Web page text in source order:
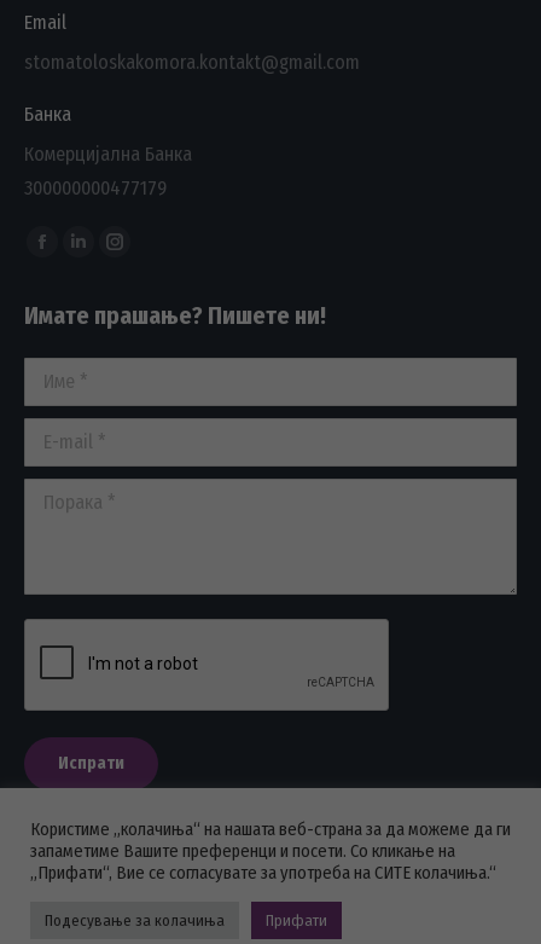
Email
stomatoloskakomora.kontakt@gmail.com
Банка
Комерцијална Банка
300000000477179
Find us on:
Facebook
opens
new
window
Linkedin
opens
new
window
Instagram
opens
window
Имате прашање? Пишете ни!
Име *
E-mail *
Порака *
Испрати
ПОЛИТИКА НА ПРИВАТНОСТ
Стоматолошка комора на Македонија © 2026 - Сите права се
Користиме „колачиња“ на нашата веб-страна за да можеме да ги
запаметиме Вашите преференци и посети. Со кликање на
„Прифати“, Вие се согласувате за употреба на СИТЕ колачиња.“
Подесување за колачиња Прифати